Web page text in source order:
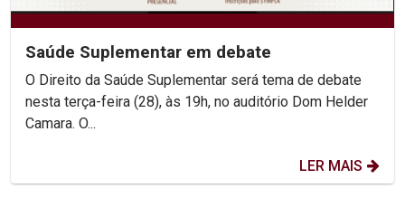
Saúde Suplementar em debate
O Direito da Saúde Suplementar será tema de debate
nesta terça-feira (28), às 19h, no auditório Dom Helder
Camara. O...
LER MAIS